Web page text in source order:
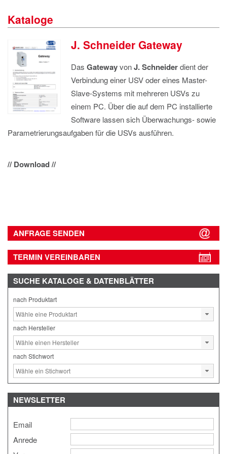
DATENSCHUTZ
Kataloge
J. Schneider Gateway
Das GatewayvonJ. Schneider dientder
Verbindung einer USVodereines Master-
Slave-Systems mit mehreren USVs zu
einem PC. Über die aufdem PC installierte
Software lassensich Überwachungs-sowie
Parametrierungsaufgabenfürdie USVs ausführen.
// Download //
ANFRAGE SENDEN
TERMIN VEREINBAREN
SUCHE KATALOGE & DATENBLÄTTER
nach Produktart
nach Hersteller
nach Stichwort
NEWSLETTER
Email
Anrede